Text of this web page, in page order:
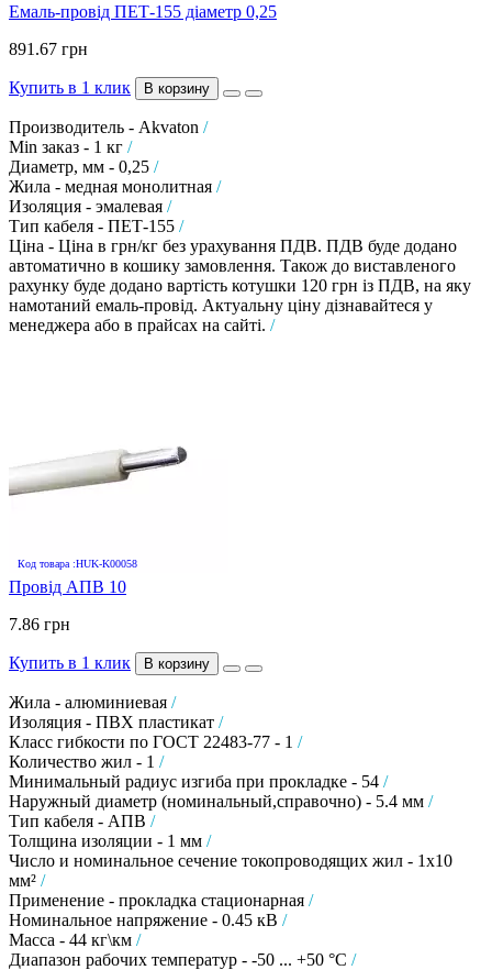
Емаль-провід ПЕТ-155 діаметр 0,25
891.67 грн
Купить в 1 клик В корзину
Производитель - Akvaton /
Min заказ - 1 кг /
Диаметр, мм - 0,25 /
Жила - медная монолитная /
Изоляция - эмалевая /
Тип кабеля - ПЕТ-155 /
Ціна - Ціна в грн/кг без урахування ПДВ. ПДВ буде додано
автоматично в кошику замовлення. Також до виставленого
рахунку буде додано вартість котушки 120 грн із ПДВ, на яку
намотаний емаль-провід. Актуальну ціну дізнавайтеся у
менеджера або в прайсах на сайті. /
Код товара :HUK-K00058
Провід АПВ 10
7.86 грн
Купить в 1 клик В корзину
Жила - алюминиевая /
Изоляция - ПВХ пластикат /
Класс гибкости по ГОСТ 22483-77 - 1 /
Количество жил - 1 /
Минимальный радиус изгиба при прокладке - 54 /
Наружный диаметр (номинальный,справочно) - 5.4 мм /
Тип кабеля - АПВ /
Толщина изоляции - 1 мм /
Число и номинальное сечение токопроводящих жил - 1х10
мм² /
Применение - прокладка стационарная /
Номинальное напряжение - 0.45 кВ /
Масса - 44 кг\км /
Диапазон рабочих температур - -50 ... +50 °C /